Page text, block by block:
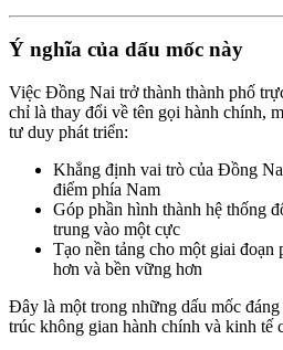
Ý nghĩa của dấu mốc này
Việc Đồng Nai trở thành thành phố
chỉ là thay đổi về tên gọi hành chính,
tư duy phát triển:
Khẳng định vai trò của Đồng
điểm phía Nam
Góp phần hình thành hệ thống
trung vào một cực
Tạo nền tảng cho một giai đoạn
hơn và bền vững hơn
Đây là một trong những dấu mốc
trúc không gian hành chính và kinh tế